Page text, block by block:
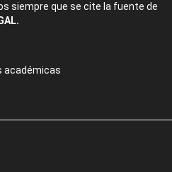
siempre que se cite la fuente de
académicas